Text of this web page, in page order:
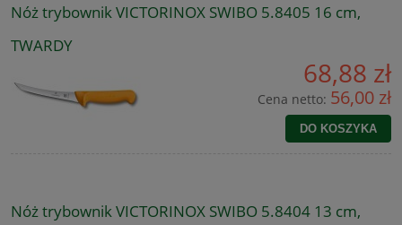
Nóż trybownik VICTORINOX SWIBO 5.8405 16 cm,
TWARDY
68,88 zł
Cena netto: 56,00 zł
DO KOSZYKA
Nóż trybownik VICTORINOX SWIBO 5.8404 13 cm,